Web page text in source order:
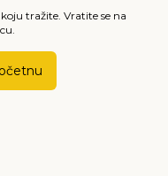
tražite. Vratite se na